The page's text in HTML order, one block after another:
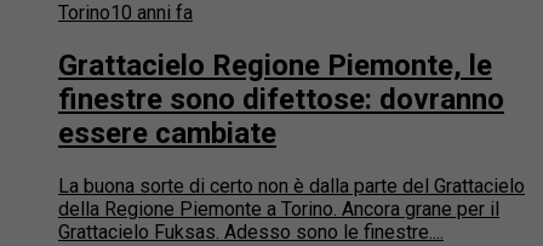
Torino10 anni fa
Grattacielo Regione Piemonte, le
finestre sono difettose: dovranno
essere cambiate
La buona sorte di certo non è dalla parte del Grattacielo
della Regione Piemonte a Torino. Ancora grane per il
Grattacielo Fuksas. Adesso sono le finestre....